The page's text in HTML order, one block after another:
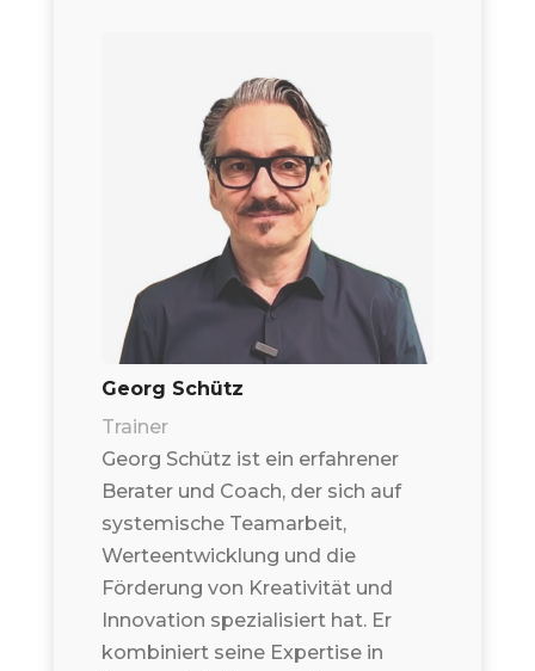
Georg Schütz
Trainer
Georg Schütz ist ein erfahrener
Berater und Coach, der sich auf
systemische Teamarbeit,
Werteentwicklung und die
Förderung von Kreativität und
Innovation spezialisiert hat. Er
kombiniert seine Expertise in